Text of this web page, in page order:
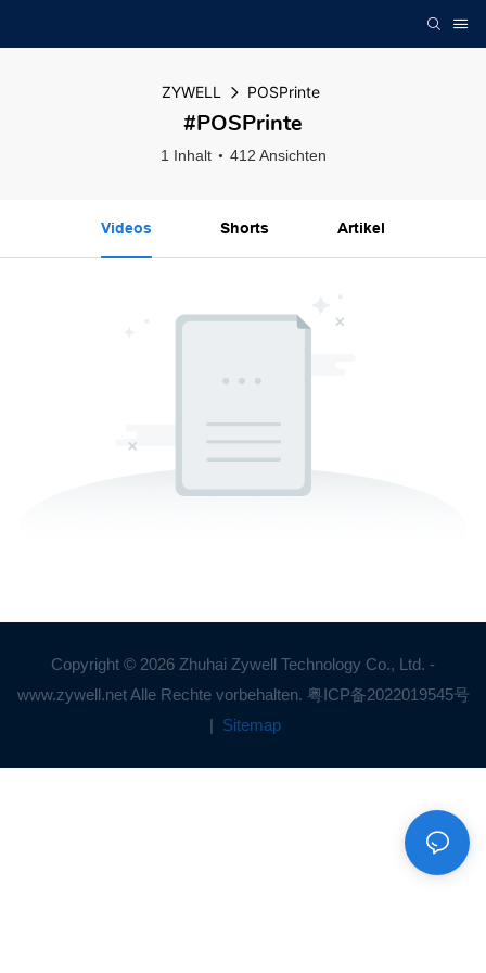
ZYWELL POSPrinte
#POSPrinte
1 Inhalt 412 Ansichten
Videos Shorts Artikel
Copyright © 2026 Zhuhai Zywell Technology Co., Ltd. -
www.zywell.net Alle Rechte vorbehalten. 粤ICP备2022019545号
| Sitemap